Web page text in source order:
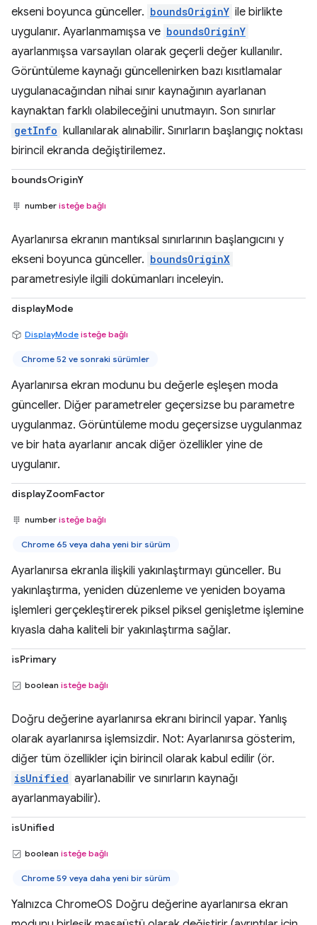
ekseni boyunca günceller. boundsOriginY ile birlikte
uygulanır. Ayarlanmamışsa ve boundsOriginY
ayarlanmışsa varsayılan olarak geçerli değer kullanılır.
Görüntüleme kaynağı güncellenirken bazı kısıtlamalar
uygulanacağından nihai sınır kaynağının ayarlanan
kaynaktan farklı olabileceğini unutmayın. Son sınırlar
getInfo kullanılarak alınabilir. Sınırların başlangıç noktası
birincil ekranda değiştirilemez.
boundsOriginY
number isteğe bağlı
Ayarlanırsa ekranın mantıksal sınırlarının başlangıcını y
ekseni boyunca günceller. boundsOriginX
parametresiyle ilgili dokümanları inceleyin.
displayMode
DisplayMode isteğe bağlı
Chrome 52 ve sonraki sürümler
Ayarlanırsa ekran modunu bu değerle eşleşen moda
günceller. Diğer parametreler geçersizse bu parametre
uygulanmaz. Görüntüleme modu geçersizse uygulanmaz
ve bir hata ayarlanır ancak diğer özellikler yine de
uygulanır.
displayZoomFactor
number isteğe bağlı
Chrome 65 veya daha yeni bir sürüm
Ayarlanırsa ekranla ilişkili yakınlaştırmayı günceller. Bu
yakınlaştırma, yeniden düzenleme ve yeniden boyama
işlemleri gerçekleştirerek piksel piksel genişletme işlemine
kıyasla daha kaliteli bir yakınlaştırma sağlar.
isPrimary
boolean isteğe bağlı
Doğru değerine ayarlanırsa ekranı birincil yapar. Yanlış
olarak ayarlanırsa işlemsizdir. Not: Ayarlanırsa gösterim,
diğer tüm özellikler için birincil olarak kabul edilir (ör.
isUnified ayarlanabilir ve sınırların kaynağı
ayarlanmayabilir).
isUnified
boolean isteğe bağlı
Chrome 59 veya daha yeni bir sürüm
Yalnızca ChromeOS Doğru değerine ayarlanırsa ekran